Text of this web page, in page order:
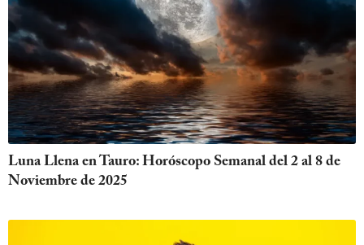
Luna Llena en Tauro: Horóscopo Semanal del 2 al 8 de
Noviembre de 2025